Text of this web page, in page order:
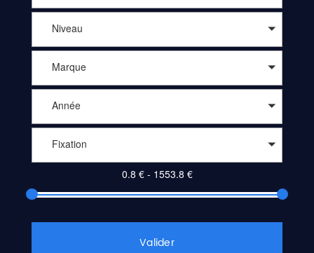
Niveau
Marque
Année
Fixation
Valider